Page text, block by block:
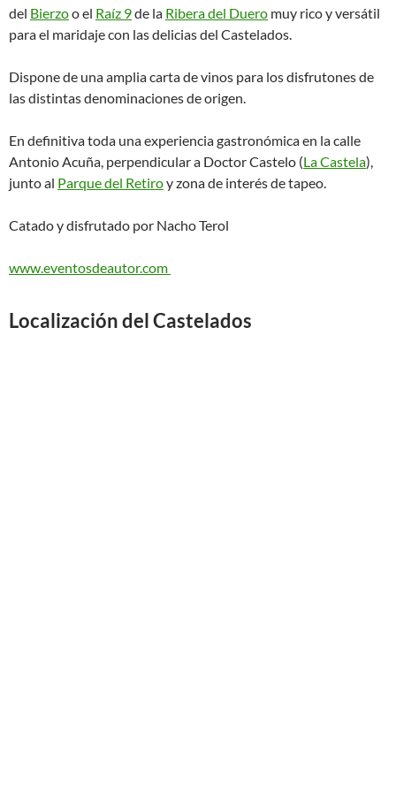
del Bierzoo el Raíz 9de la Ribera del Duero muy rico y versátil
para el maridaje con las delicias del Castelados.
Dispone de una amplia carta de vinos para los disfrutones de
las distintas denominaciones de origen.
En definitiva toda una experiencia gastronómica en la calle
Antonio Acuña, perpendicular a Doctor Castelo (La Castela),
junto al Parque del Retiroy zona de interés de tapeo.
Catado y disfrutado por Nacho Terol
www.eventosdeautor.com
Localización del Castelados